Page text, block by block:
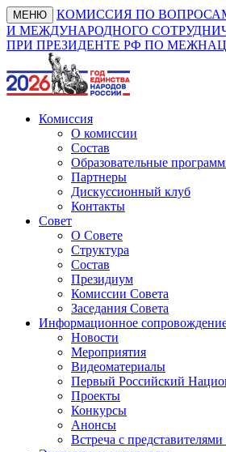
МЕНЮ
КОМИССИЯ ПО
И МЕЖДУНАРОДНОГО
ПРИ ПРЕЗИДЕНТЕ РФ ПО
Комиссия
О комиссии
Состав
Образовательные
Партнеры
Дискуссионный клуб
Контакты
Совет
О Совете
Структура
Состав
Президиум
Комиссии Совета
Заседания Совета
Информационное
Новости
Мероприятия
Видеоматериалы
Первый Российский
Проекты
Конкурсы
Анонсы
Встреча с